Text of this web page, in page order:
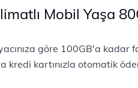
Mobil Yaşa
göre 100GB'a kadar
kredi kartınızla otomatik